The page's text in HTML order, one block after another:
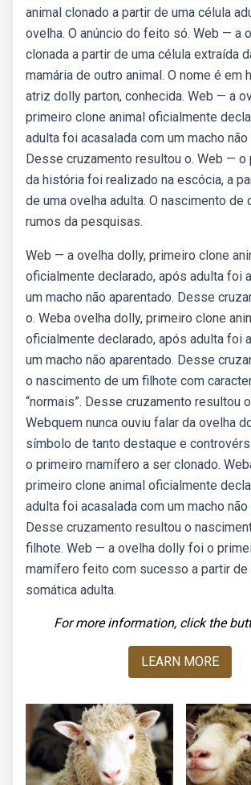
animal clonado a partir de uma célula
ovelha. O anúncio do feito só. Web — a
clonada a partir de uma célula extraída
mamária de outro animal. O nome é em
atriz dolly parton, conhecida. Web — a
primeiro clone animal oficialmente
adulta foi acasalada com um macho não
Desse cruzamento resultou o. Web — o
da história foi realizado na escócia, a
de uma ovelha adulta. O nascimento de
rumos da pesquisas.
Web — a ovelha dolly, primeiro clone
oficialmente declarado, após adulta foi
um macho não aparentado. Desse
o. Weba ovelha dolly, primeiro clone
oficialmente declarado, após adulta foi
um macho não aparentado. Desse
o nascimento de um filhote com
“normais”. Desse cruzamento resultou
Webquem nunca ouviu falar da ovelha
símbolo de tanto destaque e
o primeiro mamífero a ser clonado.
primeiro clone animal oficialmente
adulta foi acasalada com um macho não
Desse cruzamento resultou o
filhote. Web — a ovelha dolly foi o
mamífero feito com sucesso a partir de
somática adulta.
For more information, click the
LEARN MORE